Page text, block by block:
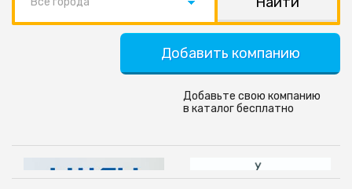
Добавить компанию
Добавьте свою компанию
в каталог бесплатно